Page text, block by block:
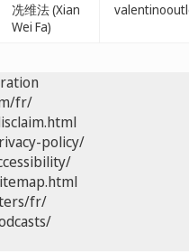
冼维法 (Xian
Wei Fa)
fr/
policy/
fr/